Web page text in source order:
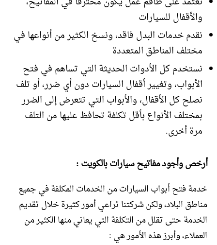
والأقفال للسيارات
نقدم خدمات البدل فاقد، ونسخ الكثير من أنواعها في
مختلف المناطق المتعددة
نستخدم كل الأدوات الحديثة التي تساهم في فتح
الأبواب، وتغيير أقفال السيارات دون أي ضرر، أو تلف
نصلح كل الأقفال، والأبواب التي تتعرض إلى الضرر
بمختلف الأنواع بأقل تكلفة تحافظ عليها من التلف
مرة أخرى.
أرخص وأجود مفاتيح سيارات بالكويت :
خدمة فتح أبواب السيارات من الخدمات المكلفة في جميع
مناطق البلاد، ولكن شركتنا تراعي أمور كثيرة خلال تقديم
الخدمة حتى تقلل من التكلفة التي يعاني منها الكثير من
العملاء، وأبرز هذه الأمور هي :